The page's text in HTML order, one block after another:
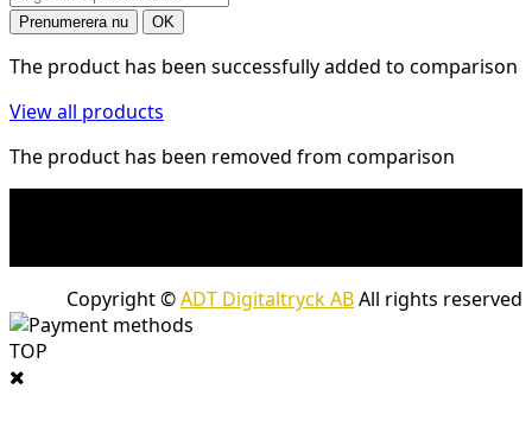
The product has been successfully added to comparison
View all products
The product has been removed from comparison
Copyright ©ADT Digitaltryck ABAll rights reserved
TOP